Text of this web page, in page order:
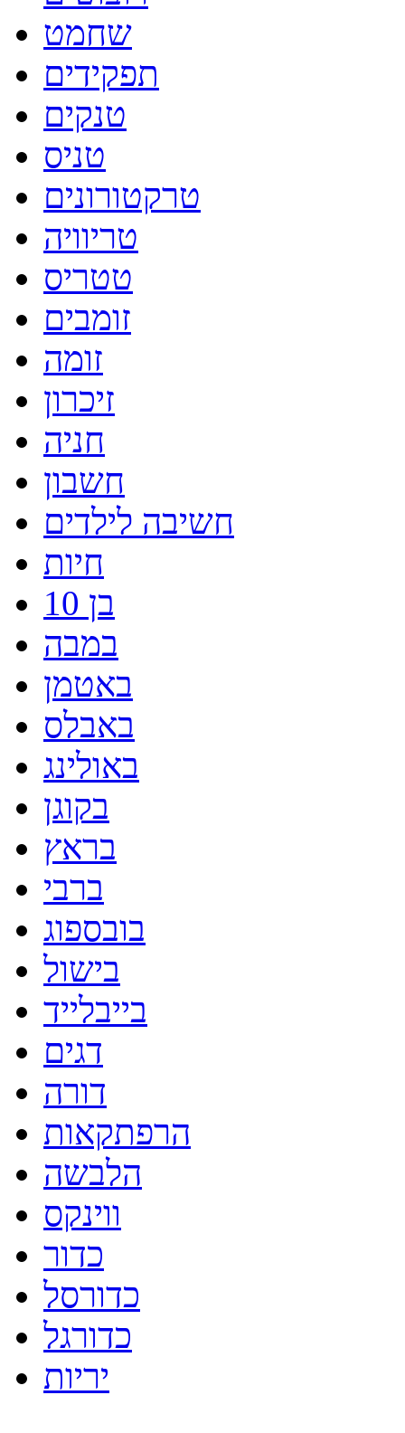
שחמט
תפקידים
טנקים
טניס
טרקטורונים
טריוויה
טטריס
זומבים
זומה
זיכרון
חניה
חשבון
חשיבה לילדים
חיות
בן 10
במבה
באטמן
באבלס
באולינג
בקוגן
בראץ
ברבי
בובספוג
בישול
בייבלייד
דגים
דורה
הרפתקאות
הלבשה
ווינקס
כדור
כדורסל
כדורגל
יריות